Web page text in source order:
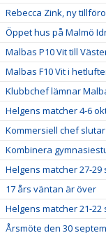
Rebecca Zink, ny
Öppet hus på Malmö
Malbas P10 Vit till
Malbas F10 Vit i
Klubbchef lämnar
Helgens matcher 4-6
Kommersiell chef slutar
Kombinera
Helgens matcher 27-
17 års väntan är över
Helgens matcher 21-22
Årsmöte den 30